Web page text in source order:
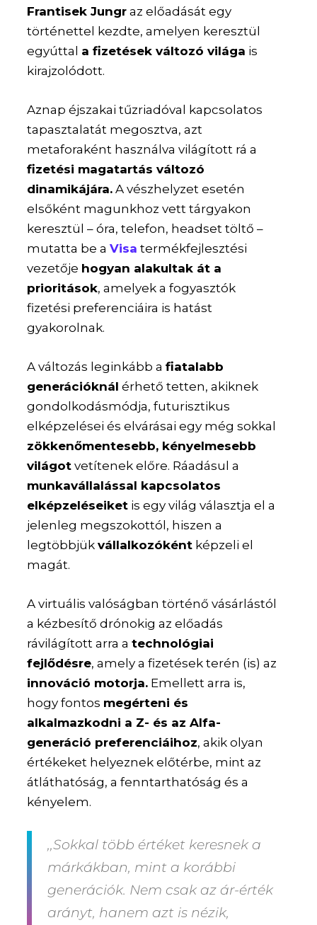
Frantisek Jungr az előadását egy
történettel kezdte, amelyen keresztül
egyúttal a fizetések változó világa is
kirajzolódott.
Aznap éjszakai tűzriadóval kapcsolatos
tapasztalatát megosztva, azt
metaforaként használva világított rá a
fizetési magatartás változó
dinamikájára. A vészhelyzet esetén
elsőként magunkhoz vett tárgyakon
keresztül – óra, telefon, headset töltő –
mutatta be aVisa termékfejlesztési
vezetője hogyan alakultak át a
prioritások, amelyek a fogyasztók
fizetési preferenciáira is hatást
gyakorolnak.
A változás leginkább afiatalabb
generációknál érhető tetten, akiknek
gondolkodásmódja, futurisztikus
elképzelései és elvárásai egy még sokkal
zökkenőmentesebb, kényelmesebb
világot vetítenek előre. Ráadásul a
munkavállalással kapcsolatos
elképzeléseiket is egy világ választja el a
jelenleg megszokottól, hiszen a
legtöbbjükvállalkozóként képzeli el
magát.
A virtuális valóságban történő vásárlástól
a kézbesítő drónokig az előadás
rávilágított arra atechnológiai
fejlődésre, amely a fizetések terén (is) az
innováció motorja. Emellett arra is,
hogy fontos megérteni és
alkalmazkodni a Z- és az Alfa-
generáció preferenciáihoz, akik olyan
értékeket helyeznek előtérbe, mint az
átláthatóság, a fenntarthatóság és a
kényelem.
,,Sokkal több értéket keresnek a
márkákban, mint a korábbi
generációk. Nem csak az ár-érték
arányt, hanem azt is nézik,